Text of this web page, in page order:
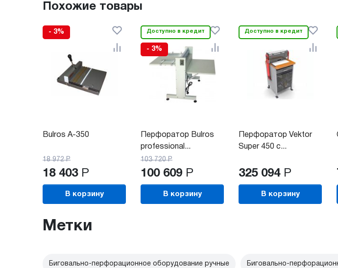
Похожие товары
- 3%
Bulros A-350
18 972 Р
18 403 Р
В корзину
Доступно в кредит
- 3%
Перфоратор Bulros
professional...
103 720 Р
100 609 Р
В корзину
Доступно в кредит
Перфоратор Vektor
Super 450 с...
325 094 Р
В корзину
Метки
Биговально-перфорационное оборудование ручные Биговально-